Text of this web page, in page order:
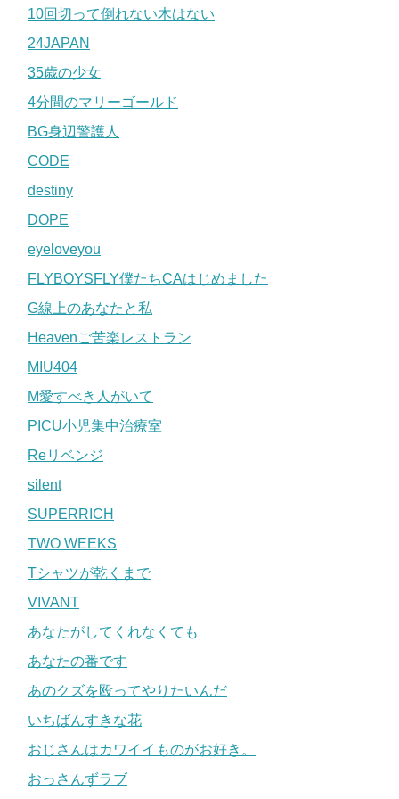
10回切って倒れない木はない
24JAPAN
35歳の少女
4分間のマリーゴールド
BG身辺警護人
CODE
destiny
DOPE
eyeloveyou
FLYBOYSFLY僕たちCAはじめました
G線上のあなたと私
Heavenご苦楽レストラン
MIU404
M愛すべき人がいて
PICU小児集中治療室
Reリベンジ
silent
SUPERRICH
TWO WEEKS
Tシャツが乾くまで
VIVANT
あなたがしてくれなくても
あなたの番です
あのクズを殴ってやりたいんだ
いちばんすきな花
おじさんはカワイイものがお好き。
おっさんずラブ